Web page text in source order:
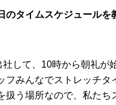
タイムスケジュールを
して、10時から朝礼が
フみんなでストレッチタ
扱う場所なので、私たち